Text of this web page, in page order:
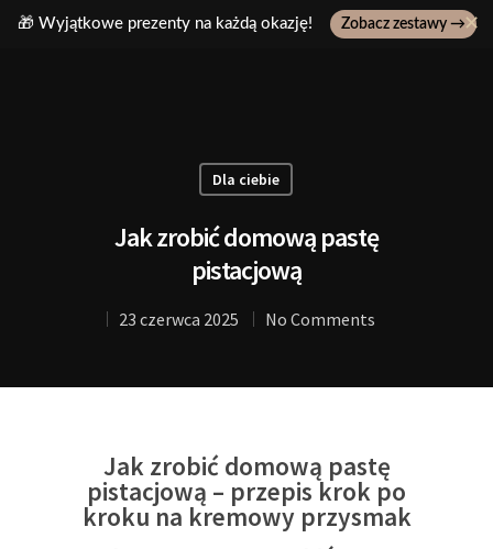
✕
🎁 Wyjątkowe prezenty na każdą okazję! Zobacz zestawy →
Dla ciebie
Jak zrobić domową pastę
pistacjową
23 czerwca 2025 No Comments
Jak zrobić domową pastę
pistacjową – przepis krok po
kroku na kremowy przysmak